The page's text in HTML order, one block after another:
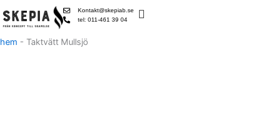
to
Kontakt@skepiab.se
tel: 011-461 39 04
hem - Taktvätt Mullsjö